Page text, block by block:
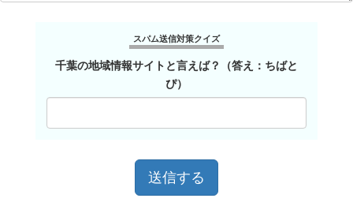
スパム送信対策クイズ
千葉の地域情報サイトと言えば？（答え：ちばと
ぴ）